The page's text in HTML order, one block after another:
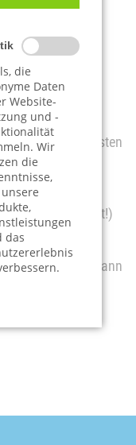
–
Folgen haben –
wird. Die wichtigsten
(6-Wochen-Frist!)
Fristen achtet, kann
die
Daten
Website-
und -
Wir
die
das